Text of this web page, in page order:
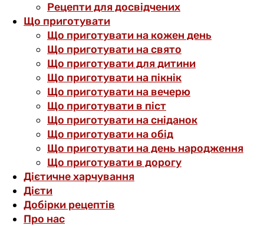
Рецепти для досвідчених
Що приготувати
Що приготувати на кожен день
Що приготувати на свято
Що приготувати для дитини
Що приготувати на пікнік
Що приготувати на вечерю
Що приготувати в піст
Що приготувати на сніданок
Що приготувати на обід
Що приготувати на день народження
Що приготувати в дорогу
Дієтичне харчування
Дієти
Добірки рецептів
Про нас